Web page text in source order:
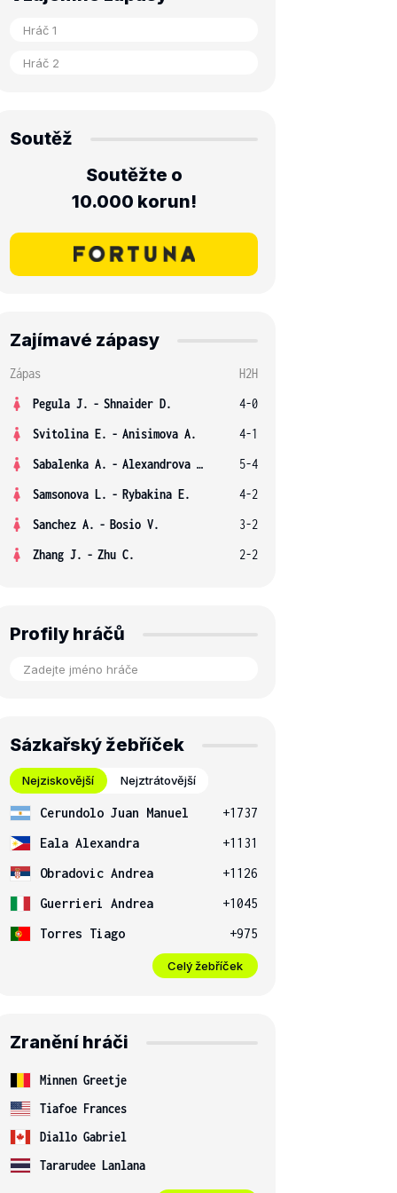
Soutěž
Soutěžte o
10.000 korun!
Zajímavé zápasy
Zápas
H2H
Pegula J. - Shnaider D.
4-0
Svitolina E. - Anisimova A.
4-1
Sabalenka A. - Alexandrova E.
5-4
Samsonova L. - Rybakina E.
4-2
Sanchez A. - Bosio V.
3-2
Zhang J. - Zhu C. 2-2
Profily hráčů
Sázkařský žebříček
Nejziskovější Nejztrátovější
Cerundolo Juan Manuel
+1737
Eala Alexandra
+1131
Obradovic Andrea
+1126
Guerrieri Andrea
+1045
Torres Tiago
+975
Celý žebříček
Zranění hráči
Minnen Greetje
Tiafoe Frances
Diallo Gabriel
Tararudee Lanlana